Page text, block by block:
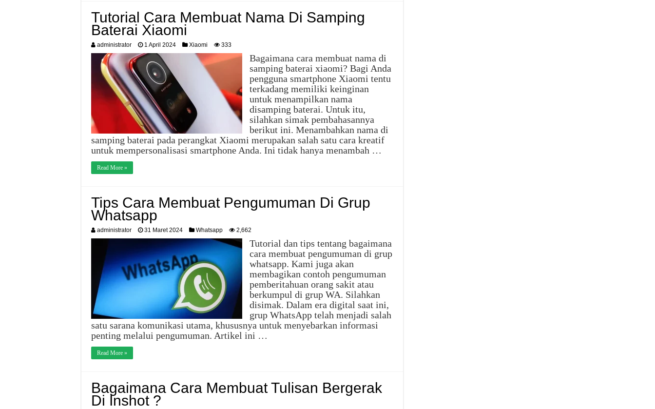
Tutorial Cara Membuat Nama Di Samping
Baterai Xiaomi
administrator 1 April 2024 Xiaomi 333
Bagaimana cara membuat nama di
samping baterai xiaomi? Bagi Anda
pengguna smartphone Xiaomi tentu
terkadang memiliki keinginan
untuk menampilkan nama
disamping baterai. Untuk itu,
silahkan simak pembahasannya
berikut ini. Menambahkan nama di
samping baterai pada perangkat Xiaomi merupakan salah satu cara kreatif
untuk mempersonalisasi smartphone Anda. Ini tidak hanya menambah …
Read More »
Tips Cara Membuat Pengumuman Di Grup
Whatsapp
administrator 31 Maret 2024 Whatsapp 2,662
Tutorial dan tips tentang bagaimana
cara membuat pengumuman di grup
whatsapp. Kami juga akan
membagikan contoh pengumuman
pemberitahuan orang sakit atau
berkumpul di grup WA. Silahkan
disimak. Dalam era digital saat ini,
grup WhatsApp telah menjadi salah
satu sarana komunikasi utama, khususnya untuk menyebarkan informasi
penting melalui pengumuman. Artikel ini …
Read More »
Bagaimana Cara Membuat Tulisan Bergerak
Di Inshot ?